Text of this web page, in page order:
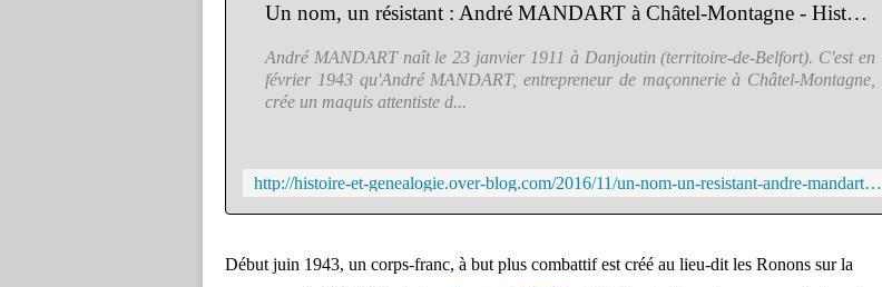
Un nom, un résistant : André MANDART à Châtel-Montagne - Histoire et Généalogie
André MANDART naît le 23 janvier 1911 à Danjoutin (territoire-de-Belfort). C'est en
février 1943 qu'André MANDART, entrepreneur de maçonnerie à Châtel-Montagne,
crée un maquis attentiste d...
http://histoire-et-genealogie.over-blog.com/2016/11/un-nom-un-resistant-andre-mandart-a-chatel-montagne.html
Début juin 1943, un corps-franc, à but plus combattif est créé au lieu-dit les Ronons sur la